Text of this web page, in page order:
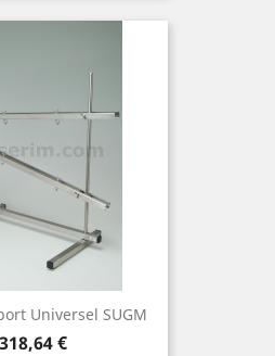
Universel SUGM
Prezzo
318,64 €